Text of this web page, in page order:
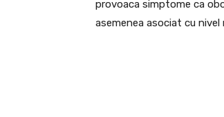
provoaca simptome ca
asemenea asociat cu